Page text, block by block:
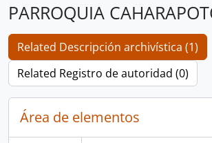
PARROQUIA
Related Descripción archivística (1)
Related Registro de autoridad (0)
Área de elementos